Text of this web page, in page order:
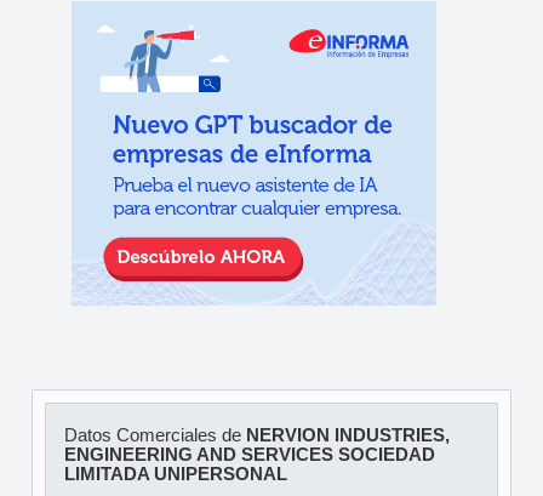
Datos Comerciales de NERVION INDUSTRIES,
ENGINEERING AND SERVICES SOCIEDAD
LIMITADA UNIPERSONAL